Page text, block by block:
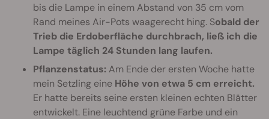
bis die Lampe in einem Abstand von 35 cm vom
Rand meines Air-Pots waagerecht hing. Sobald der
Trieb die Erdoberfläche durchbrach, ließ ich die
Lampe täglich 24 Stunden lang laufen.
Pflanzenstatus: Am Ende der ersten Woche hatte
mein Setzling eine Höhe von etwa 5 cm erreicht.
Er hatte bereits seine ersten kleinen echten Blätter
entwickelt. Eine leuchtend grüne Farbe und ein